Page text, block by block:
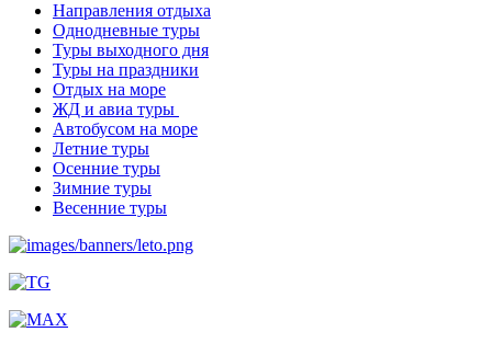
Направления отдыха
Однодневные туры
Туры выходного дня
Туры на праздники
Отдых на море
ЖД и авиа туры
Автобусом на море
Летние туры
Осенние туры
Зимние туры
Весенние туры